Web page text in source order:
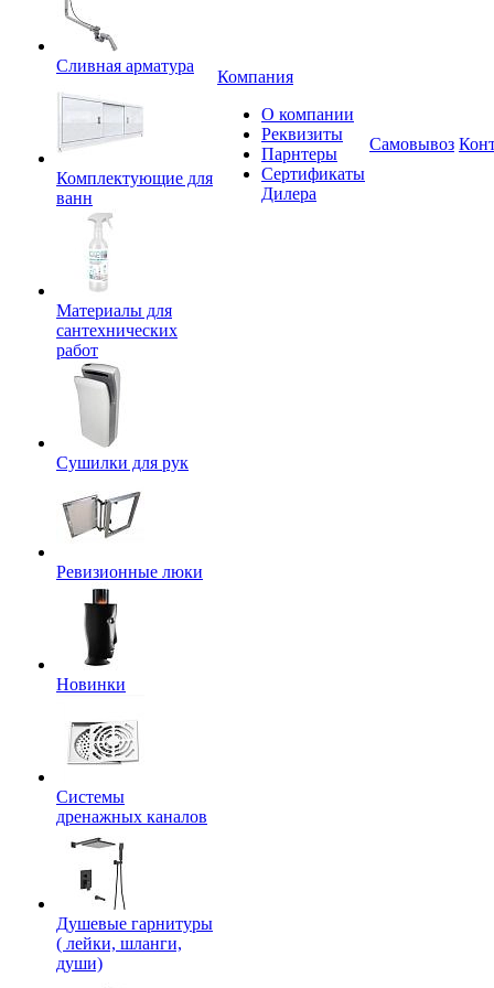
Сливная арматура
Комплектующие для
ванн
Материалы для
сантехнических
работ
Сушилки для рук
Ревизионные люки
Новинки
Системы
дренажных каналов
Душевые гарнитуры
( лейки, шланги,
души)
Компания
О компании
Реквизиты
Парнтеры
Сертификаты
Дилера
Самовывоз